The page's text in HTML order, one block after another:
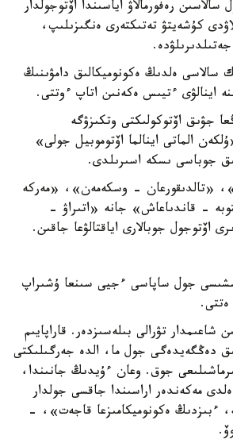
رەفورمالاۋ اياسىندا اۆتوجولدار
كۇشەيتۋ تەتىكتەرى ەنگىزىلىپ،
سالاسى ەلدىڭ ەكونوميكالىق دامۋىنىڭ
اينالۋى ءتيىس ەكەنىن اتاپ ءوتتى.
تاۋلىگىنە 50 مىڭعا جۋىق اۆتوكولىكتى وتكىزۋگە
الماتى اينالما اۆتوموبيل جولى»
جوباسى ىسكە اسىرىلدى.
«تالدىقورعان - وسكەمەن»، «مەركە
- قاندىاعاش» جانە «اتىراۋ -
اۆتوجول جوبالارى اياقتالۋعا جاقىن.
جول ساپاسى ءجيى سىنعا ۇشىراپ
ەتتى.
شاعىمدار تۋرالى بىلەسىزدەر. قاراپايىم
دەڭگەيدەگى جول ما، الدە جەرگىلىكتى
جوق. وعان ءۇيدىڭ جانىندا،
ەلدى مەكەندەر اراسىندا جاقسى جولدار
ءبىزدىڭ ەكونوميكامىزعا قاجەت»، -